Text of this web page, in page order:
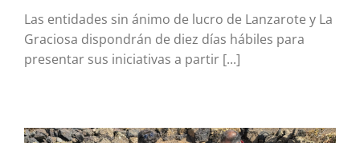
Las entidades sin ánimo de lucro de Lanzarote y La
Graciosa dispondrán de diez días hábiles para
presentar sus iniciativas a partir [...]